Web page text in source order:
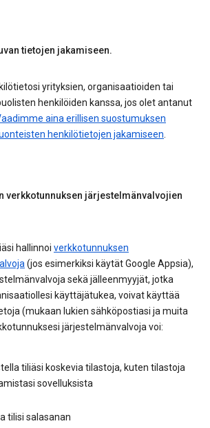
tietojen jakamiseen.
yrityksien, organisaatioiden tai
henkilöiden kanssa, jos olet antanut
aina erillisen suostumuksen
henkilötietojen jakamiseen.
verkkotunnuksen järjestelmänvalvojien
hallinnoi verkkotunnuksen
(jos esimerkiksi käytät Google Appsia),
sekä jälleenmyyjät, jotka
käyttäjätukea, voivat käyttää
(mukaan lukien sähköpostiasi ja muita
järjestelmänvalvoja voi:
tiliäsi koskevia tilastoja, kuten tilastoja
sovelluksista
tilisi salasanan